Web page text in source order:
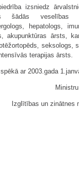
izsniedz
šādās veselības
hepatologs,
akupunktūras ārsts,
seksologs,
terapijas ārsts.
ar 2003.gada
Izglītības un zinātnes